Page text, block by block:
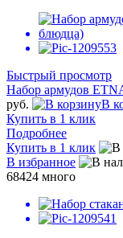
Быстрый просмотр
Набор армудов
руб.
В
Купить в 1 клик
Подробнее
Купить в 1 клик
В избранное
68424 много